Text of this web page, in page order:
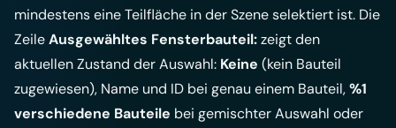
mindestens eine Teilfläche in der Szene selektiert ist. Die
ZeileAusgewähltes Fensterbauteil:zeigt den
aktuellen Zustand der Auswahl: Keine (kein Bauteil
zugewiesen), Name und ID bei genau einem Bauteil,%1
verschiedene Bauteile bei gemischter Auswahl oder